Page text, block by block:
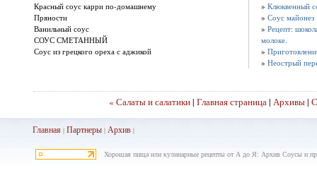
Красный соус карри по-домашнему
Пряности
Ванильный соус
СОУС СМЕТАННЫЙ
Соус из грецкого ореха с аджикой
»Клюквенный
»Соус майонез
»Рецепт:
молоке.
»
»Неострый
« Салаты и салатики| Главная страница| Архивы|
Главная |Партнеры |Архив |
Хорошая пища или кулинарные рецепты от А до Я: Архив Соусы и